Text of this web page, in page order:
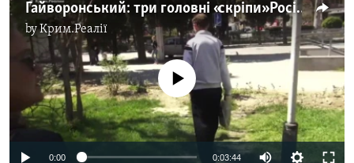
Гайворонський: три головні «скріпи» Росії – страх, брехня і жадібність (відео)
byКрим.Реалії
No media source currently available
0:00 0:03:44